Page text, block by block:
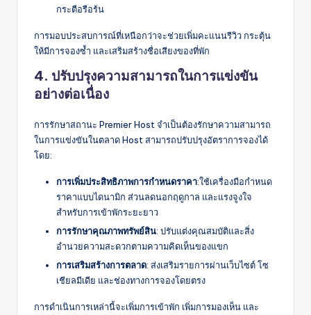
กระตือรือร้น
การมอบประสบการณ์ที่เหนือกว่าจะช่วยเพิ่มคะแนนรีวิว กระตุ้น
ให้มีการจองซ้ำ และเสริมสร้างชื่อเสียงของที่พัก
4. ปรับปรุงความสามารถในการแข่งขัน
อย่างต่อเนื่อง
การรักษาสถานะ Premier Host จำเป็นต้องรักษาความสามารถ
ในการแข่งขันในตลาด Host สามารถปรับปรุงอัตราการจองได้
โดย:
การเพิ่มประสิทธิภาพการกำหนดราคา:ใช้เครื่องมือกำหนด
ราคาแบบไดนามิก ส่วนลดนอกฤดูกาล และแรงจูงใจ
สำหรับการเข้าพักระยะยาว
การรักษาคุณภาพทรัพย์สิน: ปรับแต่งคุณสมบัติและสิ่ง
อำนวยความสะดวกตามความคิดเห็นของแขก
การเสริมสร้างการตลาด: ส่งเสริมรายการผ่านเว็บไซต์ โซ
เชียลมีเดีย และช่องทางการจองโดยตรง
การดำเนินการเหล่านี้จะเพิ่มการเข้าพัก เพิ่มการมองเห็น และ